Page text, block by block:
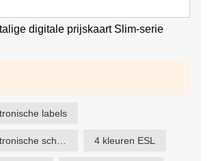
digitale prijskaart Slim-serie
labels
4 kleuren ESL